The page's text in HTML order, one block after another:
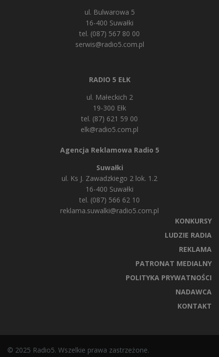
ul. Bulwarowa 5
16-400 Suwałki
tel. (087) 567 80 00
serwis@radio5.com.pl
RADIO 5 EŁK
ul. Małeckich 2
19-300 Ełk
tel. (87) 621 59 00
elk@radio5.com.pl
Agencja Reklamowa Radio 5
Suwałki
ul. Ks J. Zawadzkiego 2 lok. 1.2
16-400 Suwałki
tel. (087) 566 62 10
reklama.suwalki@radio5.com.pl
KONKURSY
LUDZIE RADIA
REKLAMA
PATRONAT MEDIALNY
POLITYKA PRYWATNOŚCI
NADAWCA
KONTAKT
© 2025 Radio5. Wszelkie prawa zastrzeżone.